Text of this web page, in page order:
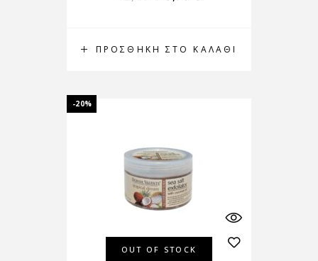
ΠΡΟΣΘΉΚΗ ΣΤΟ ΚΑΛΆΘΙ
-20%
OUT OF STOCK